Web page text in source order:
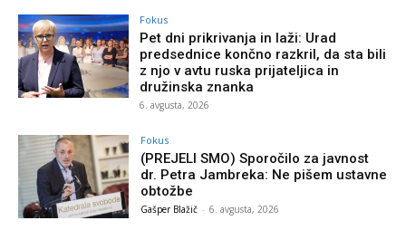
Fokus
Pet dni prikrivanja in laži: Urad
predsednice končno razkril, da sta bili
z njo v avtu ruska prijateljica in
družinska znanka
6. avgusta, 2026
Fokus
(PREJELI SMO) Sporočilo za javnost
dr. Petra Jambreka: Ne pišem ustavne
obtožbe
Gašper Blažič - 6. avgusta, 2026